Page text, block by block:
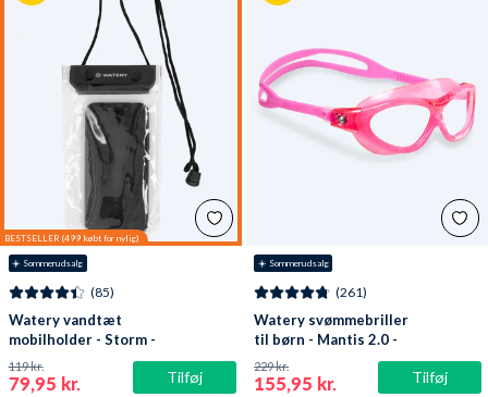
☀️ Sommerudsalg
Tilføj
(85)
Watery vandtæt
mobilholder - Storm -
Sort
79,95 kr.
119 kr.
☀️ Sommerudsalg
Tilføj
(261)
Watery svømmebriller
til børn - Mantis 2.0 -
Atlantic Pink/klar
155,95 kr.
229 kr.